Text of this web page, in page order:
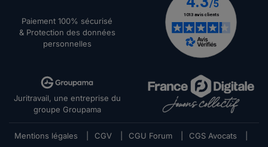
Paiement 100% sécurisé
& Protection des données
personnelles
Juritravail, une entreprise du
groupe Groupama
Mentions légales CGV CGU Forum CGS Avocats